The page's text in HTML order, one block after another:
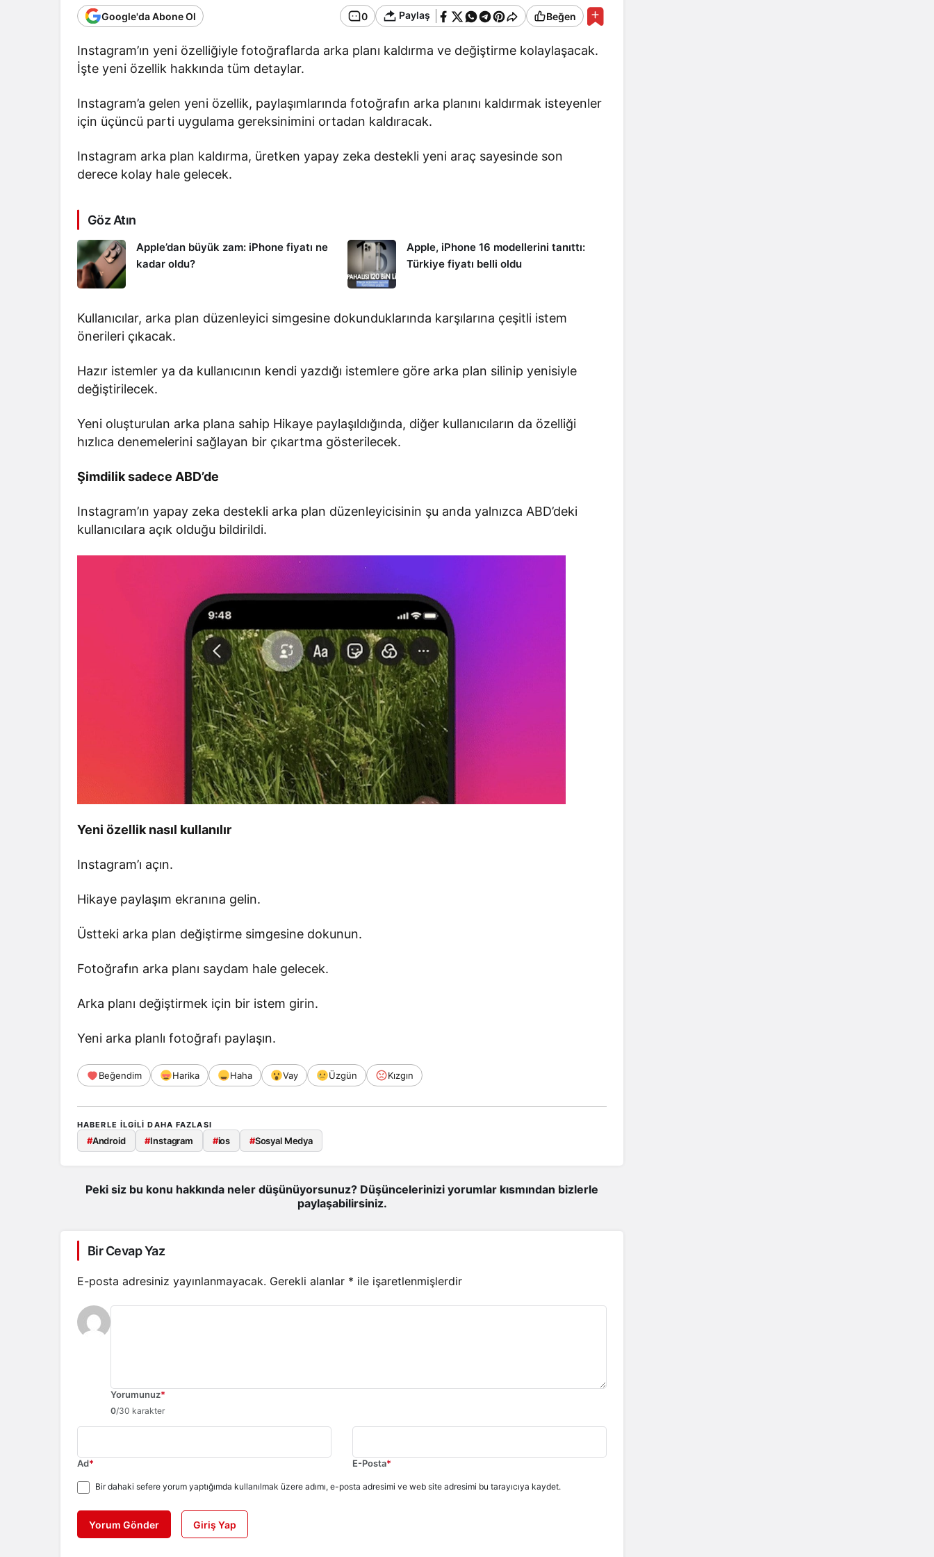
Google'da Abone Ol 0 Paylaş Beğen
Instagram’ın yeni özelliğiyle fotoğraflarda arka planı kaldırma ve değiştirme kolaylaşacak.
İşte yeni özellik hakkında tüm detaylar.
Instagram’a gelen yeni özellik, paylaşımlarında fotoğrafın arka planını kaldırmak isteyenler
için üçüncü parti uygulama gereksinimini ortadan kaldıracak.
Instagram arka plan kaldırma, üretken yapay zeka destekli yeni araç sayesinde son
derece kolay hale gelecek.
Göz Atın
Apple’dan büyük zam: iPhone fiyatı ne
kadar oldu?
Apple, iPhone 16 modellerini tanıttı:
Türkiye fiyatı belli oldu
Kullanıcılar, arka plan düzenleyici simgesine dokunduklarında karşılarına çeşitli istem
önerileri çıkacak.
Hazır istemler ya da kullanıcının kendi yazdığı istemlere göre arka plan silinip yenisiyle
değiştirilecek.
Yeni oluşturulan arka plana sahip Hikaye paylaşıldığında, diğer kullanıcıların da özelliği
hızlıca denemelerini sağlayan bir çıkartma gösterilecek.
Şimdilik sadece ABD’de
Instagram’ın yapay zeka destekli arka plan düzenleyicisinin şu anda yalnızca ABD’deki
kullanıcılara açık olduğu bildirildi.
Yeni özellik nasıl kullanılır
Instagram’ı açın.
Hikaye paylaşım ekranına gelin.
Üstteki arka plan değiştirme simgesine dokunun.
Fotoğrafın arka planı saydam hale gelecek.
Arka planı değiştirmek için bir istem girin.
Yeni arka planlı fotoğrafı paylaşın.
Beğendim Harika Haha Vay Üzgün Kızgın
HABERLE ILGILI DAHA FAZLASI
#Android #Instagram #ios #Sosyal Medya
Peki siz bu konu hakkında neler düşünüyorsunuz? Düşüncelerinizi yorumlar kısmından bizlerle
paylaşabilirsiniz.
Bir Cevap Yaz
E-posta adresiniz yayınlanmayacak. Gerekli alanlar * ile işaretlenmişlerdir
Yorumunuz*
0/30 karakter
Ad* E-Posta*
Bir dahaki sefere yorum yaptığımda kullanılmak üzere adımı, e-posta adresimi ve web site adresimi bu tarayıcıya kaydet.
Yorum Gönder Giriş Yap